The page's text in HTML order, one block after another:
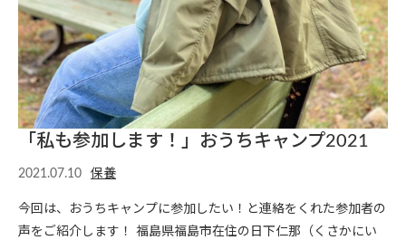
「私も参加します！」おうちキャンプ2021
2021.07.10 保養
今回は、おうちキャンプに参加したい！と連絡をくれた参加者の
声をご紹介します！ 福島県福島市在住の日下仁那（くさかにい